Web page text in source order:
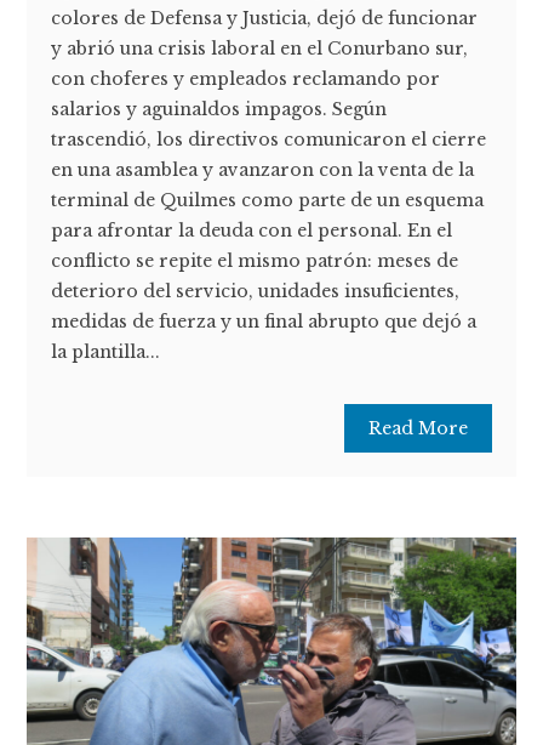
colores de Defensa y Justicia, dejó de funcionar
y abrió una crisis laboral en el Conurbano sur,
con choferes y empleados reclamando por
salarios y aguinaldos impagos. Según
trascendió, los directivos comunicaron el cierre
en una asamblea y avanzaron con la venta de la
terminal de Quilmes como parte de un esquema
para afrontar la deuda con el personal. En el
conflicto se repite el mismo patrón: meses de
deterioro del servicio, unidades insuficientes,
medidas de fuerza y un final abrupto que dejó a
la plantilla...
Read More